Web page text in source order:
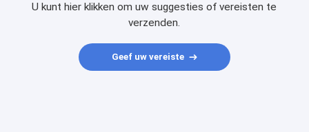
U kunt hier klikken om uw suggesties of vereisten te
verzenden.
Geef uw vereiste